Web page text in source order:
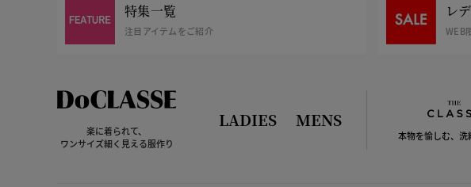
特集一覧
注目アイテムをご紹介
レ
WEB
楽に着られて、
ワンサイズ細く見える服作り
LADIES MENS
本物を愉しむ、洗